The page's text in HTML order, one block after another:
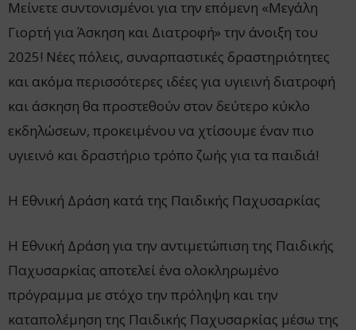
Μείνετε συντονισμένοι για την επόμενη «Μεγάλη
Γιορτή για Άσκηση και Διατροφή» την άνοιξη του
2025! Νέες πόλεις, συναρπαστικές δραστηριότητες
και ακόμα περισσότερες ιδέες για υγιεινή διατροφή
και άσκηση θα προστεθούν στον δεύτερο κύκλο
εκδηλώσεων, προκειμένου να χτίσουμε έναν πιο
υγιεινό και δραστήριο τρόπο ζωής για τα παιδιά!
Η Εθνική Δράση κατά της Παιδικής Παχυσαρκίας
Η Εθνική Δράση για την αντιμετώπιση της Παιδικής
Παχυσαρκίας αποτελεί ένα ολοκληρωμένο
πρόγραμμα με στόχο την πρόληψη και την
καταπολέμηση της Παιδικής Παχυσαρκίας μέσω της